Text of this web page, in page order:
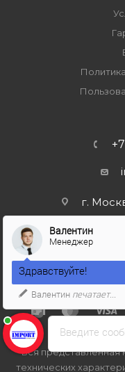
г.
2026 ©
Вся
технических
Введите
Валентин
Менеджер
Здравствуйте!
Валентин печатает...